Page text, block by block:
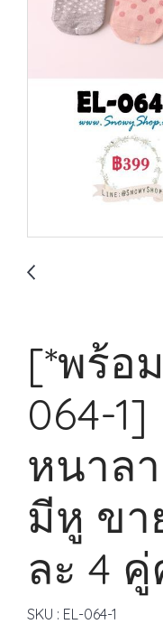
[*พร้อ
064-1]
หนาล
มีหู ขา
ละ 4 คู่
SKU : EL-064-1